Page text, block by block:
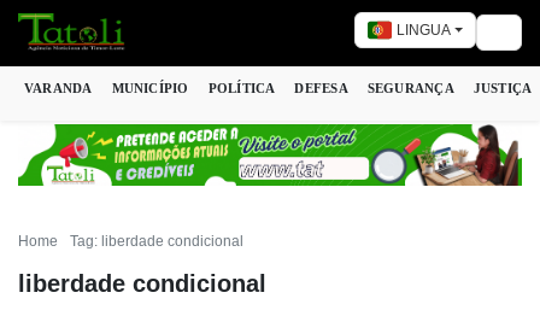
LINGUA
VARANDA MUNICÍPIO POLÍTICA DEFESA SEGURANÇA JUSTIÇA
Home Tag: liberdade condicional
liberdade condicional